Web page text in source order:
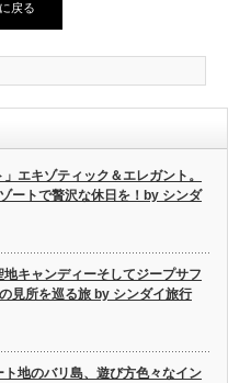
戻る
」エキゾティック＆エレガント。
ートで贅沢な休日を！by シンダ
地キャンディーそしてジープサフ
見所を巡る旅 by シンダイ旅行
ト地のバリ島、遊び方色々なイン